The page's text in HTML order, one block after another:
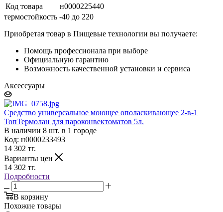
Код товара
н0000225440
термостойкость -40 до 220
Приобретая товар в Пищевые технологии вы получаете:
Помощь профессионала при выборе
Официальную гарантию
Возможность качественной установки и сервиса
Аксессуары
Средство универсальное моющее ополаскивающее 2-в-1
ТопТермолан для пароконвектоматов 5л.
В наличии 8 шт. в 1 городе
Код: н0000233493
14 302 тг.
Варианты цен
14 302 тг.
Подробности
В корзину
Похожие товары